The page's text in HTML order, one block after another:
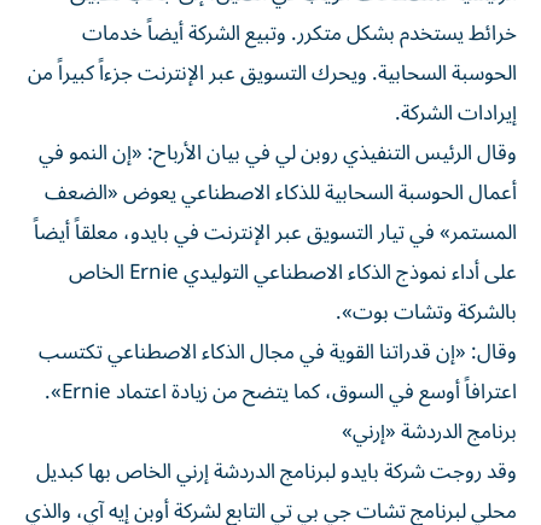
خرائط يستخدم بشكل متكرر. وتبيع الشركة أيضاً خدمات
الحوسبة السحابية. ويحرك التسويق عبر الإنترنت جزءاً كبيراً من
إيرادات الشركة.
وقال الرئيس التنفيذي روبن لي في بيان الأرباح: «إن النمو في
أعمال الحوسبة السحابية للذكاء الاصطناعي يعوض «الضعف
المستمر» في تيار التسويق عبر الإنترنت في بايدو، معلقاً أيضاً
على أداء نموذج الذكاء الاصطناعي التوليدي Ernie الخاص
بالشركة وتشات بوت».
وقال: «إن قدراتنا القوية في مجال الذكاء الاصطناعي تكتسب
اعترافاً أوسع في السوق، كما يتضح من زيادة اعتماد Ernie».
برنامج الدردشة «إرني»
وقد روجت شركة بايدو لبرنامج الدردشة إرني الخاص بها كبديل
محلي لبرنامج تشات جي بي تي التابع لشركة أوبن إيه آي، والذي